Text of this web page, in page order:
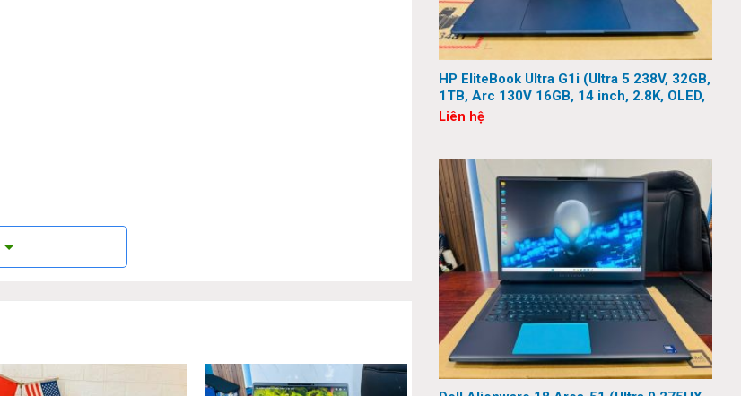
HP EliteBook Ultra G1i (Ultra 5 238V, 32GB,
1TB, Arc 130V 16GB, 14 inch, 2.8K, OLED,
Touch)
Liên hệ